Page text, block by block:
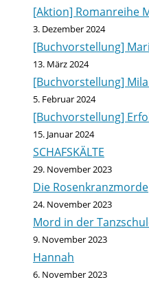
[Aktion] Romanreihe
3. Dezember 2024
[Buchvorstellung]
13. März 2024
[Buchvorstellung]
5. Februar 2024
[Buchvorstellung]
15. Januar 2024
SCHAFSKÄLTE
29. November 2023
Die Rosenkranzmorde
24. November 2023
Mord in der
9. November 2023
Hannah
6. November 2023